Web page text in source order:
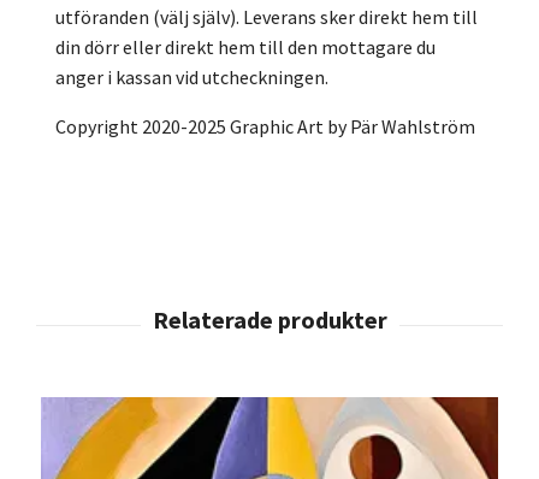
utföranden (välj själv). Leverans sker direkt hem till
din dörr eller direkt hem till den mottagare du
anger i kassan vid utcheckningen.
Copyright 2020-2025 Graphic Art by Pär Wahlström